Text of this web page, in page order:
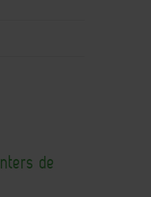
de